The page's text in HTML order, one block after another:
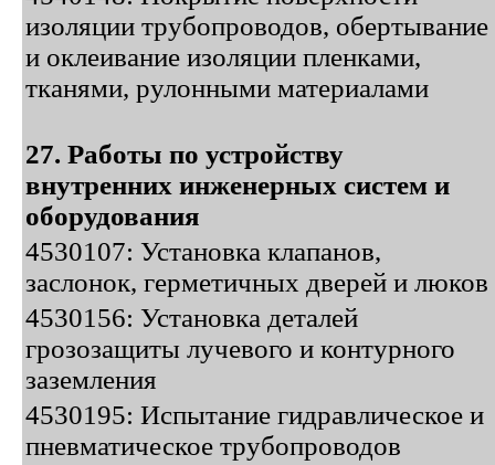
изоляции трубопроводов, обертывание
и оклеивание изоляции пленками,
тканями, рулонными материалами
27. Работы по устройству
внутренних инженерных систем и
оборудования
4530107: Установка клапанов,
заслонок, герметичных дверей и люков
4530156: Установка деталей
грозозащиты лучевого и контурного
заземления
4530195: Испытание гидравлическое и
пневматическое трубопроводов